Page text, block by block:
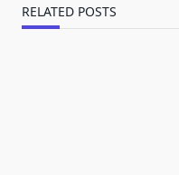
RELATED POSTS